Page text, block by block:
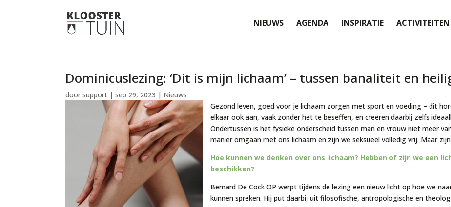
NIEUWS AGENDA INSPIRATIE ACTIVITEITEN
Dominicuslezing: ‘Dit is mijn lichaam’ – tussen banaliteit en
doorsupport |sep 29, 2023 | Nieuws
Gezond leven, goed voor je lichaam zorgen met sport en voeding – dit
elkaar ook aan, vaak zonder het te beseffen, en creëren daarbij zelfs
Ondertussen is het fysieke onderscheid tussen man en vrouw niet meer
manier omgaan met ons lichaam en zijn we seksueel volledig vrij. Maar
Hoe kunnen we denken over ons lichaam? Hebben of zijn we een
beschikken?
Bernard De Cock OP werpt tijdens de lezing een nieuw licht op hoe we
kunnen spreken. Hij put daarbij uit filosofische, antropologische en